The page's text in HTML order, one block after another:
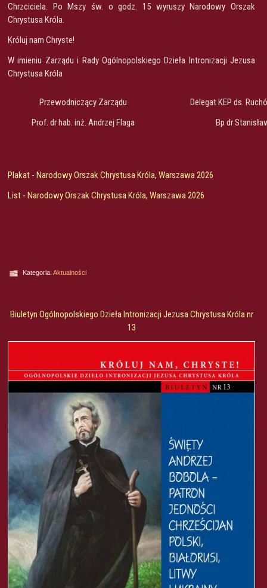
Chrzciciela. Po Mszy św. o godz. 15 wyruszy Narodowy Orszak
Chrystusa Króla.
Króluj nam Chryste!
W imieniu Zarządu i Rady Ogólnopolskiego Dzieła Intronizacji Jezusa
Chrystusa Króla
Przewodniczący Zarządu
Prof. dr hab. inż. Andrzej Flaga
Delegat KEP ds.
Bp dr
Plakat - Narodowy Orszak Chrystusa Króla, Warszawa 2026
List - Narodowy Orszak Chrystusa Króla, Warszawa 2026
Kategoria: Aktualności
Biuletyn Ogólnopolskiego Dzieła Intronizacji Jezusa Chrystusa Króla nr
13